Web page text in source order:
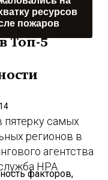
ресурсов
пожаров
Топ-5
самых
регионов в
агентства
НРА.
факторов,